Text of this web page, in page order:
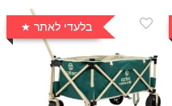
בלעדי לאתר